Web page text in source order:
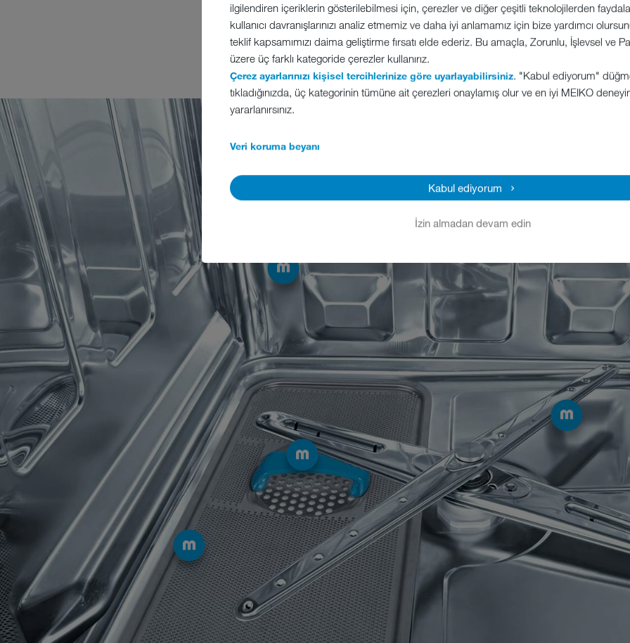
ilgilendiren içeriklerin gösterilebilmesi için, çerezler ve diğer çeşitli teknolojilerden
kullanıcı davranışlarınızı analiz etmemiz ve daha iyi anlamamız için bize yardımcı
teklif kapsamımızı daima geliştirme fırsatı elde ederiz. Bu amaçla, Zorunlu, İşlevsel ve
üzere üç farklı kategoride çerezler kullanırız.
Çerez ayarlarınızı kişisel tercihlerinize göre uyarlayabilirsiniz. "Kabul ediyorum"
tıkladığınızda, üç kategorinin tümüne ait çerezleri onaylamış olur ve en iyi MEIKO
yararlanırsınız.
Veri koruma beyanı
Kabul ediyorum
İzin almadan devam edin
MEIKO ÖZELLIKLERI
daha fazla temizlik ve hijyen için